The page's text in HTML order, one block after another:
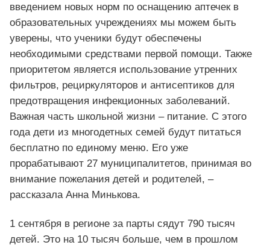
введением новых норм по оснащению аптечек в
образовательных учреждениях мы можем быть
уверены, что ученики будут обеспечены
необходимыми средствами первой помощи. Также
приоритетом является использование утренних
фильтров, рециркуляторов и антисептиков для
предотвращения инфекционных заболеваний.
Важная часть школьной жизни – питание. С этого
года дети из многодетных семей будут питаться
бесплатно по единому меню. Его уже
прорабатывают 27 муниципалитетов, принимая во
внимание пожелания детей и родителей, –
рассказала Анна Минькова.
1 сентября в регионе за парты сядут 790 тысяч
детей. Это на 10 тысяч больше, чем в прошлом